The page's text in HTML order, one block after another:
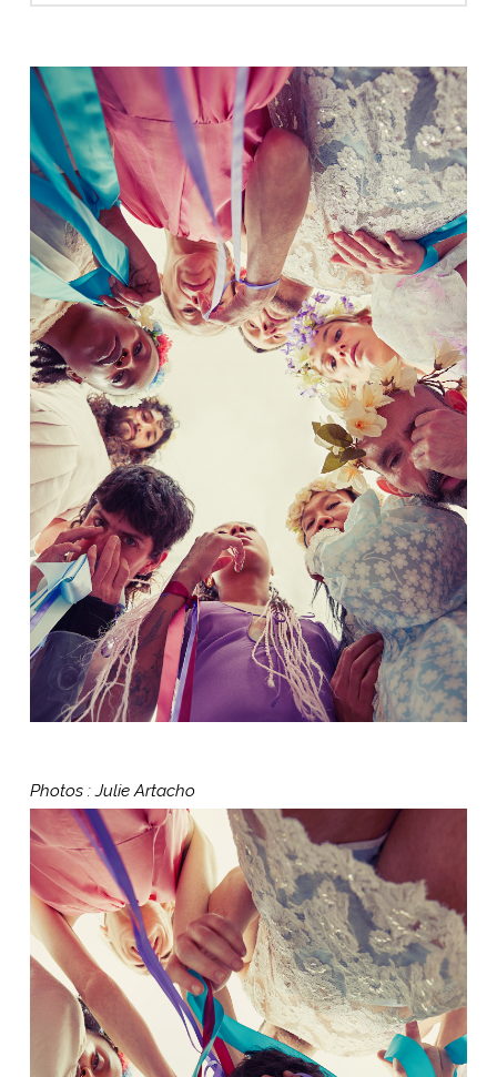
Photos : Julie Artacho